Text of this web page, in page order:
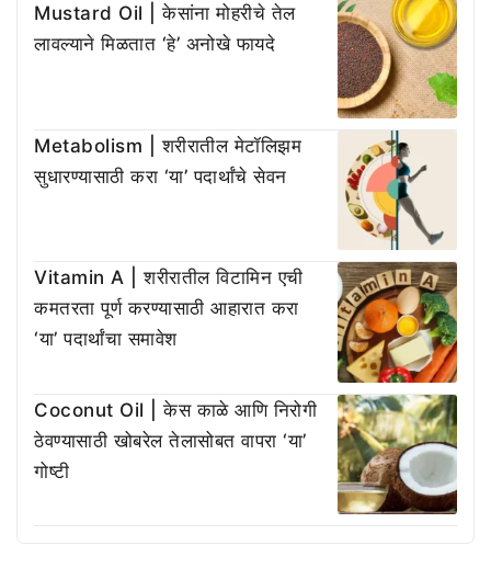
Mustard Oil | केसांना मोहरीचे तेल
लावल्याने मिळतात ‘हे’ अनोखे फायदे
Metabolism | शरीरातील मेटॉलिझम
सुधारण्यासाठी करा ‘या’ पदार्थांचे सेवन
Vitamin A | शरीरातील विटामिन एची
कमतरता पूर्ण करण्यासाठी आहारात करा
‘या’ पदार्थांचा समावेश
Coconut Oil | केस काळे आणि निरोगी
ठेवण्यासाठी खोबरेल तेलासोबत वापरा ‘या’
गोष्टी